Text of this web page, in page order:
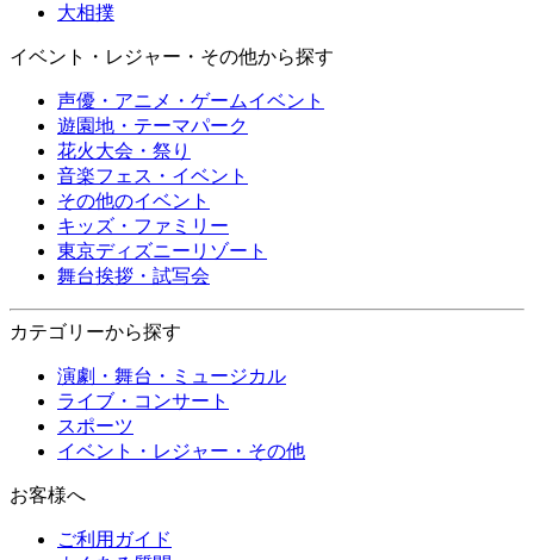
大相撲
イベント・レジャー・その他から探す
声優・アニメ・ゲームイベント
遊園地・テーマパーク
花火大会・祭り
音楽フェス・イベント
その他のイベント
キッズ・ファミリー
東京ディズニーリゾート
舞台挨拶・試写会
カテゴリーから探す
演劇・舞台・ミュージカル
ライブ・コンサート
スポーツ
イベント・レジャー・その他
お客様へ
ご利用ガイド